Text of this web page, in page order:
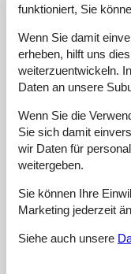
Unsere
5
4
3
2
1
Keine
funktioniert, Sie
Wenn Sie damit
erheben, hilft uns
weiterzuentwickeln.
Daten an unsere
Wenn Sie die
Sie sich damit
wir Daten für
weitergeben.
Sie können Ihre
Marketing jederzeit
Siehe auch unsere